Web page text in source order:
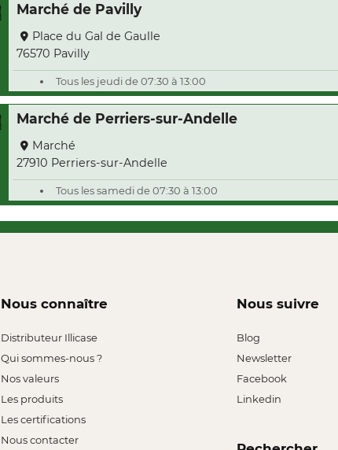
Marché de Pavilly
Place du Gal de Gaulle
76570 Pavilly
Tous les jeudi de 07:30 à 13:00
Marché de Perriers-sur-Andelle
Marché
27910 Perriers-sur-Andelle
Tous les samedi de 07:30 à 13:00
Nous connaître
Distributeur Illicase
Qui sommes-nous ?
Nos valeurs
Les produits
Les certifications
Nous contacter
Nous suivre
Blog
Newsletter
Facebook
Linkedin